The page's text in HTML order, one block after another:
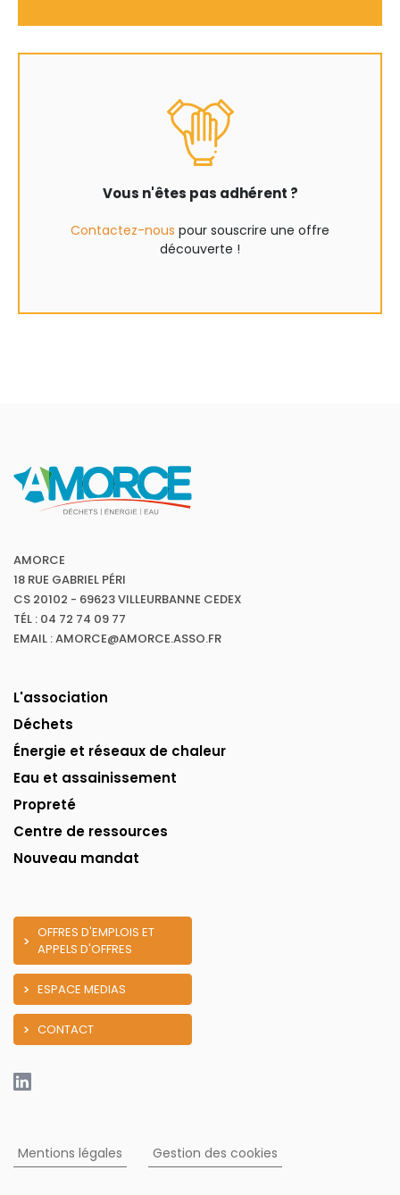
Vous n'êtes pas adhérent ?
Contactez-nous pour souscrire une offre
découverte !
AMORCE
18 RUE GABRIEL PÉRI
CS 20102 - 69623 VILLEURBANNE CEDEX
TÉL : 04 72 74 09 77
EMAIL : AMORCE@AMORCE.ASSO.FR
L'association
Déchets
Énergie et réseaux de chaleur
Eau et assainissement
Propreté
Centre de ressources
Nouveau mandat
OFFRES D'EMPLOIS ET
APPELS D'OFFRES
ESPACE MEDIAS
CONTACT
Mentions légales Gestion des cookies